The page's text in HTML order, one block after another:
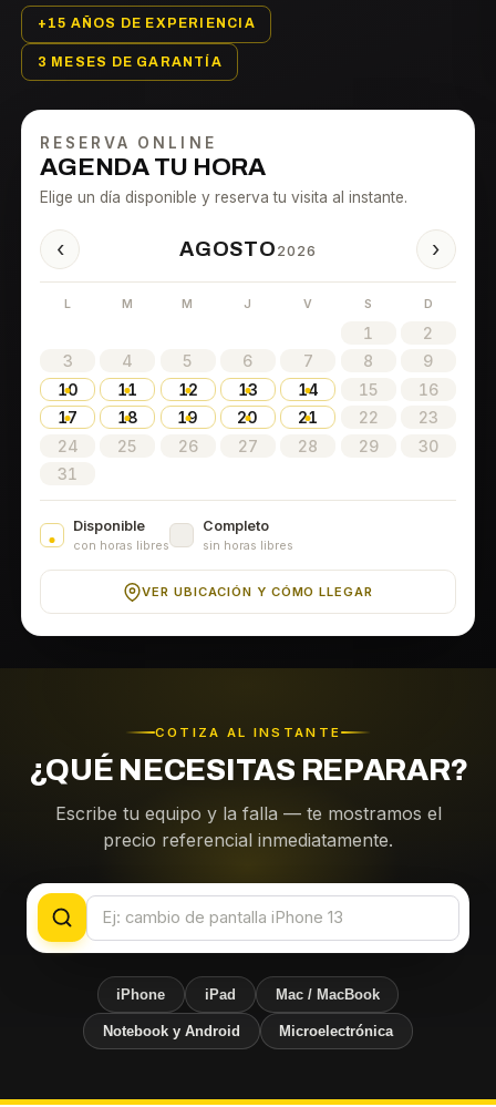
+15 AÑOS DE EXPERIENCIA
3 MESES DE GARANTÍA
RESERVA ONLINE
AGENDA TU HORA
Elige un día disponible y reserva tu visita al instante.
‹ AGOSTO 2026 ›
L M M J V S D
1
2
3
4 5 6 7 8
9
10
11 12 13 14 15
16
17
18 19 20 21 22
23
24
25 26 27 28 29
30
31
Disponible
con horas libres
Completo
sin horas libres
VER UBICACIÓN Y CÓMO LLEGAR
COTIZA AL INSTANTE
¿QUÉ NECESITAS REPARAR?
Escribe tu equipo y la falla — te mostramos el
precio referencial inmediatamente.
iPhone iPad Mac / MacBook
Notebook y Android Microelectrónica